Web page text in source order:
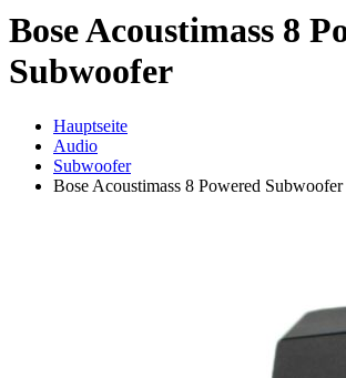
Bose Acoustimass 8
Subwoofer
Hauptseite
Audio
Subwoofer
Bose Acoustimass 8 Powered Subwoofer